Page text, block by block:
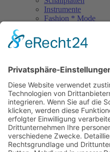
Instrumente
Fashion * Mode
Rock Memories II
Stones Day München
Unerhört
The Lost 80s Tapes
Über uns
Kontakt
Neueste Beiträge
Act des Monats:
Münchner Open Air